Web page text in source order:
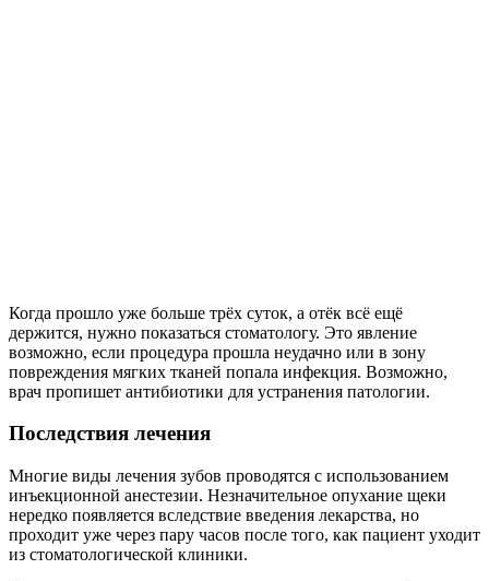
Когда прошло уже больше трёх суток, а отёк всё ещё
держится, нужно показаться стоматологу. Это явление
возможно, если процедура прошла неудачно или в зону
повреждения мягких тканей попала инфекция. Возможно,
врач пропишет антибиотики для устранения патологии.
Последствия лечения
Многие виды лечения зубов проводятся с использованием
инъекционной анестезии. Незначительное опухание щеки
нередко появляется вследствие введения лекарства, но
проходит уже через пару часов после того, как пациент уходит
из стоматологической клиники.